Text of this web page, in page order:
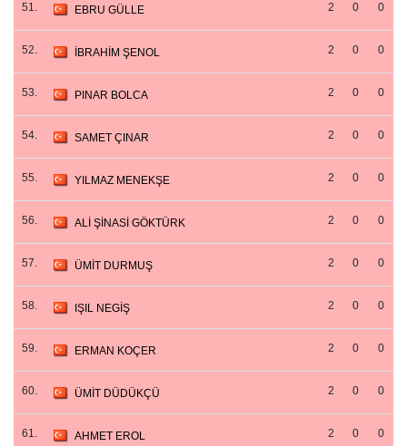
51. EBRU GÜLLE 2 0 0
52. İBRAHİM ŞENOL 2 0 0
53. PINAR BOLCA 2 0 0
54. SAMET ÇINAR 2 0 0
55. YILMAZ MENEKŞE 2 0 0
56. ALİ ŞİNASİ GÖKTÜRK 2 0 0
57. ÜMİT DURMUŞ 2 0 0
58. IŞIL NEGİŞ 2 0 0
59. ERMAN KOÇER 2 0 0
60. ÜMİT DÜDÜKÇÜ 2 0 0
61. AHMET EROL 2 0 0